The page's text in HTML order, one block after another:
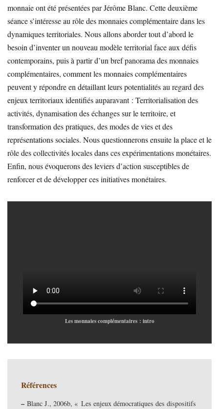
monnaie ont été présentées par Jérôme Blanc. Cette deuxième
séance s’intéresse au rôle des monnaies complémentaire dans les
dynamiques territoriales. Nous allons aborder tout d’abord le
besoin d’inventer un nouveau modèle territorial face aux défis
contemporains, puis à partir d’un bref panorama des monnaies
complémentaires, comment les monnaies complémentaires
peuvent y répondre en détaillant leurs potentialités au regard des
enjeux territoriaux identifiés auparavant : Territorialisation des
activités, dynamisation des échanges sur le territoire, et
transformation des pratiques, des modes de vies et des
représentations sociales. Nous questionnerons ensuite la place et le
rôle des collectivités locales dans ces expérimentations monétaires.
Enfin, nous évoquerons des leviers d’action susceptibles de
renforcer et de développer ces initiatives monétaires.
Les monnaies complémentaires : intro
Références
– Blanc J., 2006b, « Les enjeux démocratiques des dispositifs